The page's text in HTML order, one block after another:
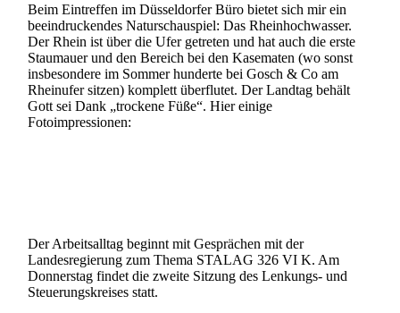
Beim Eintreffen im Düsseldorfer Büro bietet sich mir ein
beeindruckendes Naturschauspiel: Das Rheinhochwasser.
Der Rhein ist über die Ufer getreten und hat auch die erste
Staumauer und den Bereich bei den Kasematen (wo sonst
insbesondere im Sommer hunderte bei Gosch & Co am
Rheinufer sitzen) komplett überflutet. Der Landtag behält
Gott sei Dank „trockene Füße“. Hier einige
Fotoimpressionen:
Der Arbeitsalltag beginnt mit Gesprächen mit der
Landesregierung zum Thema STALAG 326 VI K. Am
Donnerstag findet die zweite Sitzung des Lenkungs- und
Steuerungskreises statt.